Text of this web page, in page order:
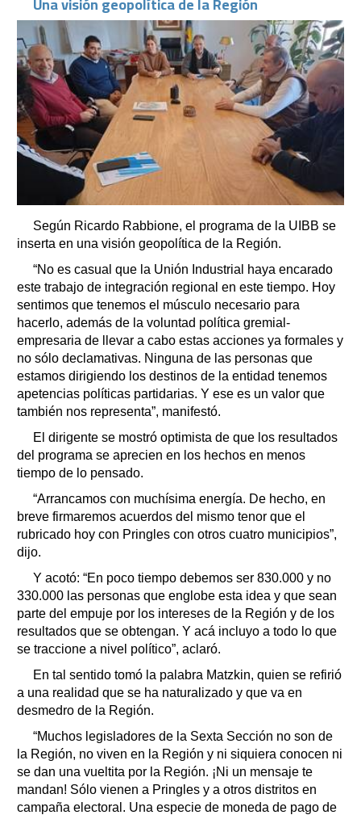
Según Ricardo Rabbione, el programa de la UIBB se
inserta en una visión geopolítica de la Región.
“No es casual que la Unión Industrial haya encarado
este trabajo de integración regional en este tiempo. Hoy
sentimos que tenemos el músculo necesario para
hacerlo, además de la voluntad política gremial-
empresaria de llevar a cabo estas acciones ya formales y
no sólo declamativas. Ninguna de las personas que
estamos dirigiendo los destinos de la entidad tenemos
apetencias políticas partidarias. Y ese es un valor que
también nos representa”, manifestó.
El dirigente se mostró optimista de que los resultados
del programa se aprecien en los hechos en menos
tiempo de lo pensado.
“Arrancamos con muchísima energía. De hecho, en
breve firmaremos acuerdos del mismo tenor que el
rubricado hoy con Pringles con otros cuatro municipios”,
dijo.
Y acotó: “En poco tiempo debemos ser 830.000 y no
330.000 las personas que englobe esta idea y que sean
parte del empuje por los intereses de la Región y de los
resultados que se obtengan. Y acá incluyo a todo lo que
se traccione a nivel político”, aclaró.
En tal sentido tomó la palabra Matzkin, quien se refirió
a una realidad que se ha naturalizado y que va en
desmedro de la Región.
“Muchos legisladores de la Sexta Sección no son de
la Región, no viven en la Región y ni siquiera conocen ni
se dan una vueltita por la Región. ¡Ni un mensaje te
mandan! Sólo vienen a Pringles y a otros distritos en
campaña electoral. Una especie de moneda de pago de